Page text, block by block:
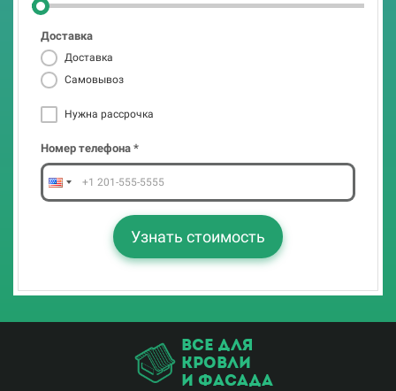
Доставка
Доставка
Самовывоз
Нужна рассрочка
Номер телефона *
Узнать стоимость
Номер телефона *
Узнать стоимость
все для
кровли
и фасада